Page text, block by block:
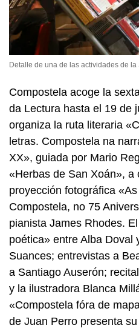
Detalle de una de las actividades de la
Compostela acoge la
da Lectura hasta el 19 de
organiza la ruta literaria
letras. Compostela na
XX», guiada por Mario
«Herbas de San Xoán», a
proyección fotográfica
Compostela, no 75
pianista James Rhodes.
poética» entre Alba Doval
Suances; entrevistas a
a Santiago Auserón;
y la ilustradora Blanca
«Compostela fóra de
de Juan Perro presenta